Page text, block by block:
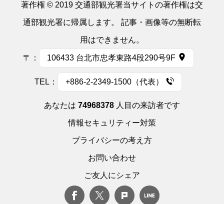
著作権 © 2019 交通部観光署当サイトの著作権は交
通部観光署に帰属します。 記事・画像等の無断転
用はできません。
〒： 106433 台北市忠孝東路4段290号9F
TEL： +886-2-2349-1500（代表）
あなたは 74968378 人目の来訪者です
情報セキュリティー対策
プライバシーの考え方
お問い合わせ
ご友人にシェア